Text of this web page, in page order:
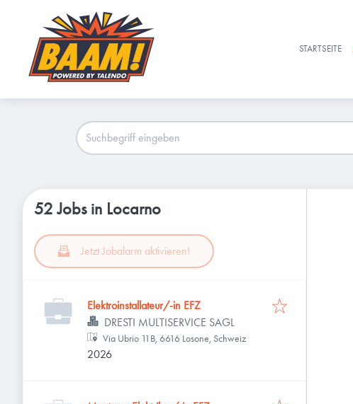
STARTSEITE
52 Jobs in Locarno
Jetzt Jobalarm aktivieren!
Elektroinstallateur/-in EFZ
DRESTI MULTISERVICE SAGL
Via Ubrio 11B, 6616 Losone, Schweiz
2026